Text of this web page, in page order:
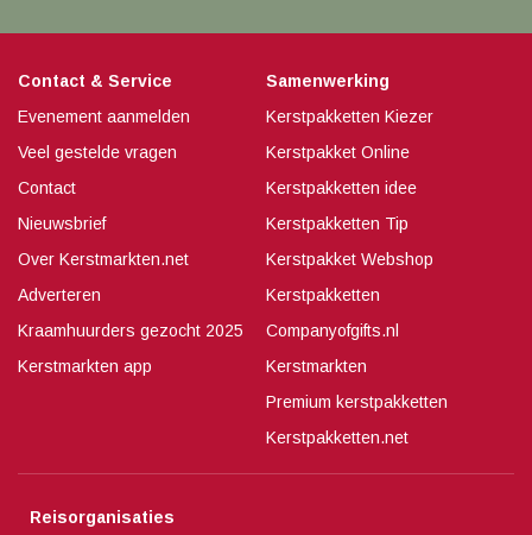
Contact & Service
Evenement aanmelden
Veel gestelde vragen
Contact
Nieuwsbrief
Over Kerstmarkten.net
Adverteren
Kraamhuurders gezocht 2025
Kerstmarkten app
Samenwerking
Kerstpakketten Kiezer
Kerstpakket Online
Kerstpakketten idee
Kerstpakketten Tip
Kerstpakket Webshop
Kerstpakketten
Companyofgifts.nl
Kerstmarkten
Premium kerstpakketten
Kerstpakketten.net
Reisorganisaties